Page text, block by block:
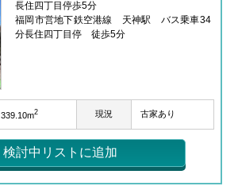
長住四丁目停歩5分
福岡市営地下鉄空港線 天神駅 バス乗車34
分長住四丁目停 徒歩5分
339.10m2 現況 古家あり
検討中リストに追加